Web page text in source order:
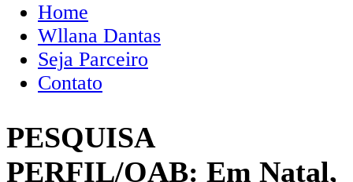
Home
Wllana Dantas
Seja Parceiro
Contato
PESQUISA
PERFIL/OAB: Em Natal,